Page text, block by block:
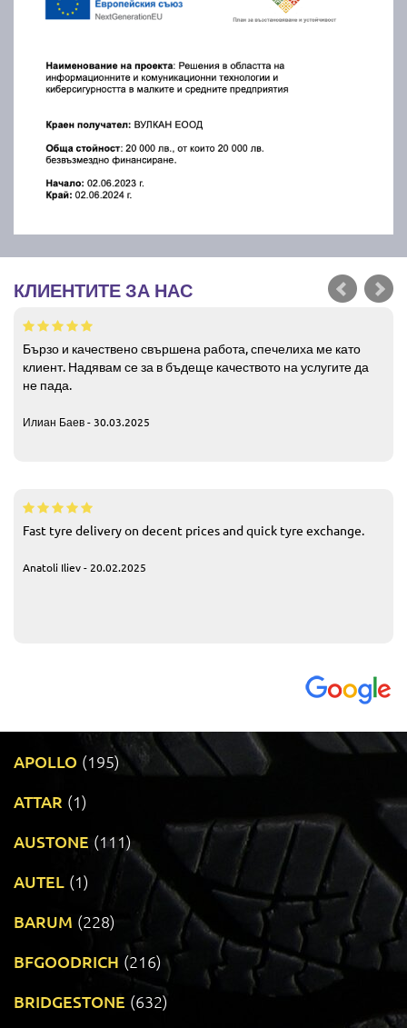
КЛИЕНТИТЕ ЗА НАС
Бързо и качествено свършена работа, спечелиха ме като
клиент. Надявам се за в бъдеще качеството на услугите да
не пада.
Илиан Баев - 30.03.2025
Fast tyre delivery on decent prices and quick tyre exchange.
Anatoli Iliev - 20.02.2025
APOLLO (195)
ATTAR (1)
AUSTONE (111)
AUTEL (1)
BARUM (228)
BFGOODRICH (216)
BRIDGESTONE (632)